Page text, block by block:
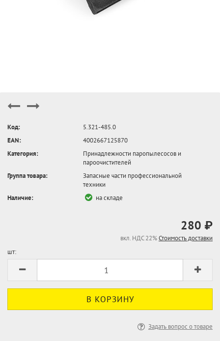
Код:
5.321-485.0
EAN:
4002667125870
Категория:
Принадлежности паропылесосов и
пароочистителей
Группа товара:
Запасные части профессиональной
техники
Наличие:
на складе
280 ₽
вкл. НДС 22%Стоимость доставки
шт:
Задать вопрос о товаре